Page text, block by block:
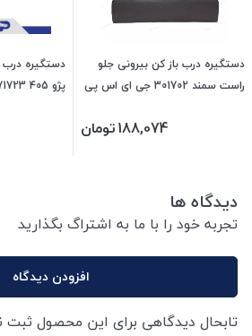
دستگیره درب باز کن بیرونی جلو
راست سمند 301702 جی ای اس پی
188,074تومان
دستگیره
پژو 405 471723 جی ای اس پی
دیدگاه ها
تجربه خود را با ما به اشتراگ بگذارید
افزودن دیدگاه
تابحال دیدگاهی برای این محصول ثبت